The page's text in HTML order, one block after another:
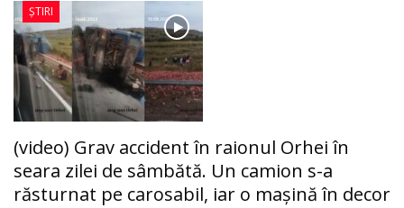
ȘTIRI
(video) Grav accident în raionul Orhei în
seara zilei de sâmbătă. Un camion s-a
răsturnat pe carosabil, iar o mașină în decor